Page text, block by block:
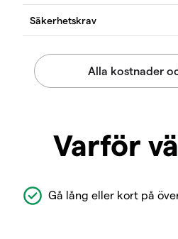
Varför
Gå lång eller kort på